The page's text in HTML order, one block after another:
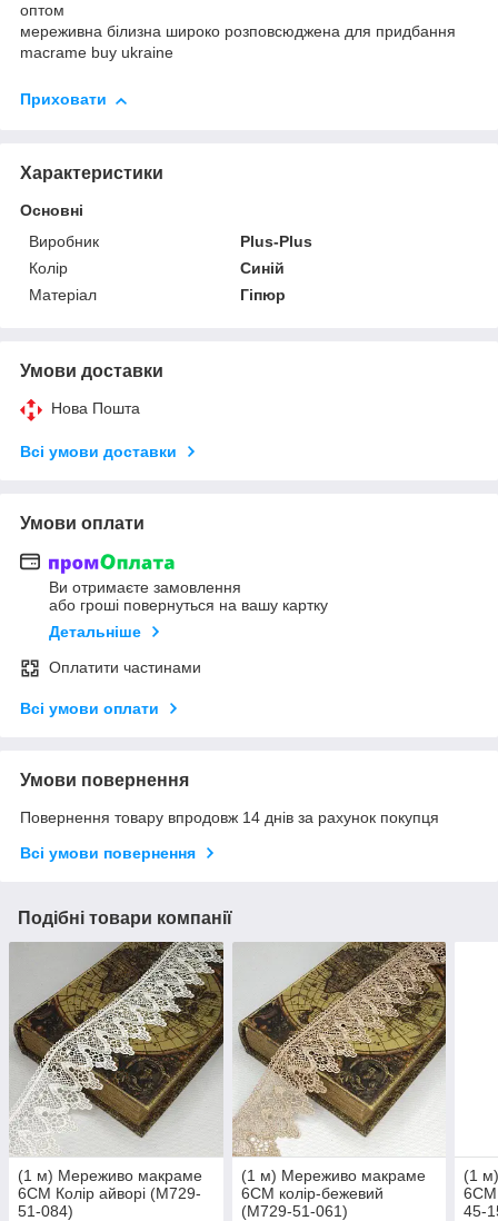
оптом
мереживна білизна широко розповсюджена для придбання
macrame buy ukraine
Приховати
Характеристики
Основні
Виробник
Plus-Plus
Колір
Синій
Матеріал
Гіпюр
Умови доставки
Нова Пошта
Всі умови доставки
Умови оплати
Ви отримаєте замовлення
або гроші повернуться на вашу картку
Детальніше
Оплатити частинами
Всі умови оплати
Умови повернення
Повернення товару впродовж 14 днів за рахунок покупця
Всі умови повернення
Подібні товари компанії
(1 м) Мереживо макраме
6CM Колір айворі (M729-
51-084)
(1 м) Мереживо макраме
6CM колір-бежевий
(M729-51-061)
(1
45-